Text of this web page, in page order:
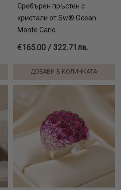
Сребърен пръстен с
кристали от Sw® Ocean
Monte Carlo
€165.00 / 322.71лв.
ДОБАВИ В КОЛИЧКАТА